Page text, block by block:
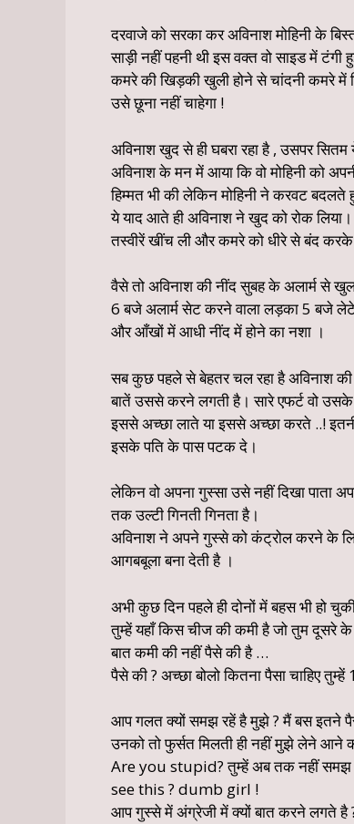
दरवाजे को सरका कर अविनाश मोहिनी के
साड़ी नहीं पहनी थी इस वक्त वो साइड में
कमरे की खिड़की खुली होने से चांदनी कमरे
उसे छूना नहीं चाहेगा !
अविनाश खुद से ही घबरा रहा है , उसपर
अविनाश के मन में आया कि वो मोहिनी को
हिम्मत भी की लेकिन मोहिनी ने करवट
ये याद आते ही अविनाश ने खुद को रोक
तस्वीरें खींच ली और कमरे को धीरे से बंद
वैसे तो अविनाश की नींद सुबह के अलार्म से
6 बजे अलार्म सेट करने वाला लड़का 5 बजे
और आँखों में आधी नींद में होने का नशा ।
सब कुछ पहले से बेहतर चल रहा है अविनाश
बातें उससे करने लगती है। सारे एफर्ट वो उसके
इससे अच्छा लाते या इससे अच्छा करते ..!
इसके पति के पास पटक दे।
लेकिन वो अपना गुस्सा उसे नहीं दिखा
तक उल्टी गिनती गिनता है।
अविनाश ने अपने गुस्से को कंट्रोल करने के
आगबबूला बना देती है ।
अभी कुछ दिन पहले ही दोनों में बहस भी हो
तुम्हें यहाँ किस चीज की कमी है जो तुम दूसरे
बात कमी की नहीं पैसे की है …
पैसे की ? अच्छा बोलो कितना पैसा चाहिए
आप गलत क्यों समझ रहें है मुझे ? मैं बस इतने
उनको तो फुर्सत मिलती ही नहीं मुझे लेने आने
Are you stupid? तुम्हें अब तक नहीं
see this ? dumb girl !
आप गुस्से में अंग्रेजी में क्यों बात करने लगते